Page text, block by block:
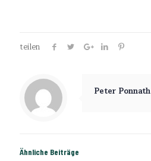
teilen
Peter Ponnath
Ähnliche Beiträge